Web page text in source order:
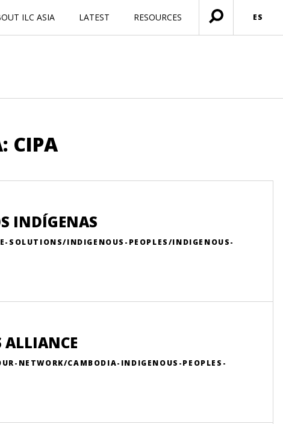
ILC ASIA LATEST RESOURCES
Menú
abierto
ES
CIPA
INDÍGENAS
INDIGENOUS-PEOPLES/INDIGENOUS-
ALLIANCE
NETWORK/CAMBODIA-INDIGENOUS-PEOPLES-